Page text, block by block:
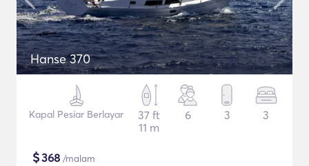
Hanse 370
Kapal Pesiar Berlayar
37 ft
11 m
6 3 3
$368 /malam